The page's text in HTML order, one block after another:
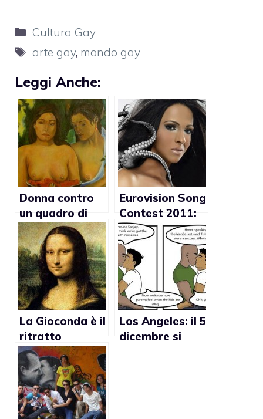
Categorie
Cultura Gay
Tag
arte gay, mondo gay
Leggi Anche:
Donna contro
un quadro di
Gaugin perchè
troppo
omosessuale
Eurovision Song
Contest 2011:
Dana
International
rappresenterà
Israele
La Gioconda è il
ritratto
dell’amante gay
di Leonardo Da
Vinci?
Los Angeles: il 5
dicembre si